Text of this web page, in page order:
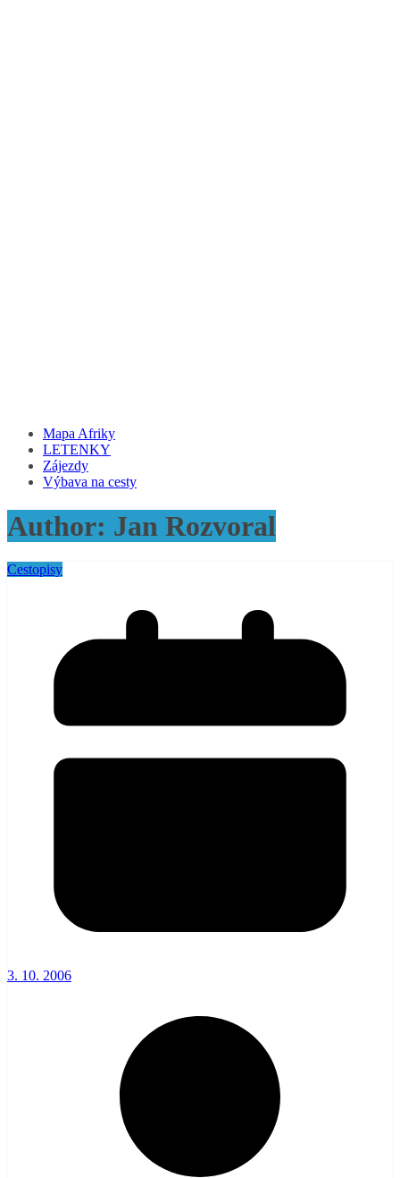
Mapa Afriky
LETENKY
Zájezdy
Výbava na cesty
Author: Jan Rozvoral
Cestopisy
3. 10. 2006